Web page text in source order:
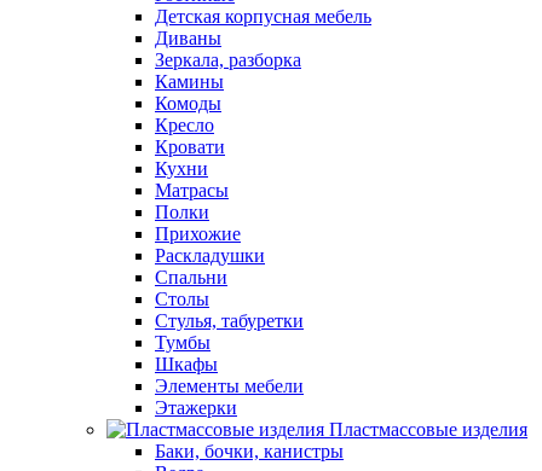
Детская корпусная мебель
Диваны
Зеркала, разборка
Камины
Комоды
Кресло
Кровати
Кухни
Матрасы
Полки
Прихожие
Раскладушки
Спальни
Столы
Стулья, табуретки
Тумбы
Шкафы
Элементы мебели
Этажерки
Пластмассовые изделия
Баки, бочки, канистры